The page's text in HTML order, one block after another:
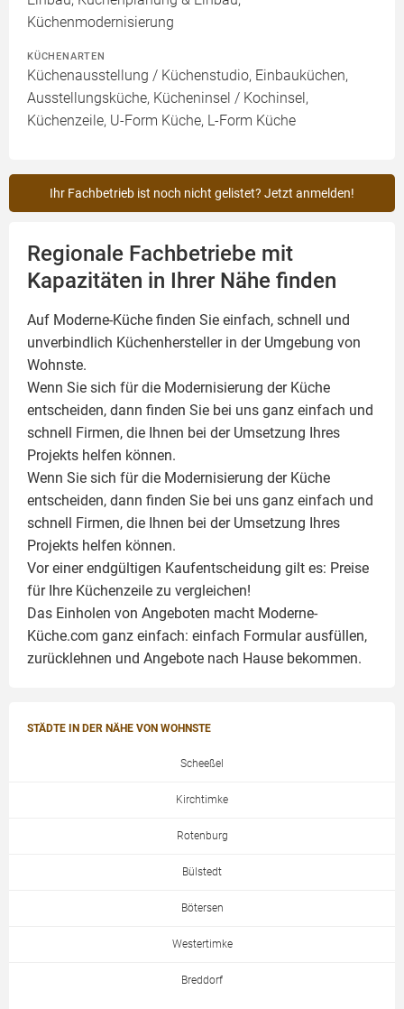
Küchenmodernisierung
KÜCHENARTEN
Küchenausstellung / Küchenstudio, Einbauküchen,
Ausstellungsküche, Kücheninsel / Kochinsel,
Küchenzeile, U-Form Küche, L-Form Küche
Ihr Fachbetrieb ist noch nicht gelistet? Jetzt anmelden!
Regionale Fachbetriebe mit
Kapazitäten in Ihrer Nähe finden
Auf Moderne-Küche finden Sie einfach, schnell und
unverbindlich Küchenhersteller in der Umgebung von
Wohnste.
Wenn Sie sich für die Modernisierung der Küche
entscheiden, dann finden Sie bei uns ganz einfach und
schnell Firmen, die Ihnen bei der Umsetzung Ihres
Projekts helfen können.
Wenn Sie sich für die Modernisierung der Küche
entscheiden, dann finden Sie bei uns ganz einfach und
schnell Firmen, die Ihnen bei der Umsetzung Ihres
Projekts helfen können.
Vor einer endgültigen Kaufentscheidung gilt es: Preise
für Ihre Küchenzeile zu vergleichen!
Das Einholen von Angeboten macht Moderne-
Küche.com ganz einfach: einfach Formular ausfüllen,
zurücklehnen und Angebote nach Hause bekommen.
STÄDTE IN DER NÄHE VON WOHNSTE
Scheeßel
Kirchtimke
Rotenburg
Bülstedt
Bötersen
Westertimke
Breddorf